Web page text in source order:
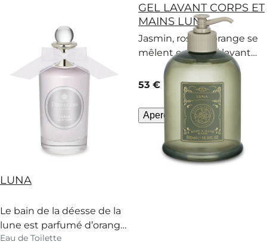
LUNA
Le bain de la déesse de la
lune est parfumé d’orange,
de jasmin et de sève de
Eau de Toilette
GEL LAVANT CORPS ET
MAINS LUNA
Jasmin, rose et orange se
mêlent en ce gel lavant
corps et mains reçu à la
lueur laiteuse de Luna.
current price
53 € 500 ml
Aperçu rapide